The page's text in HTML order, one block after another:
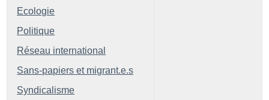
Ecologie
Politique
Réseau international
Sans-papiers et migrant.e.s
Syndicalisme